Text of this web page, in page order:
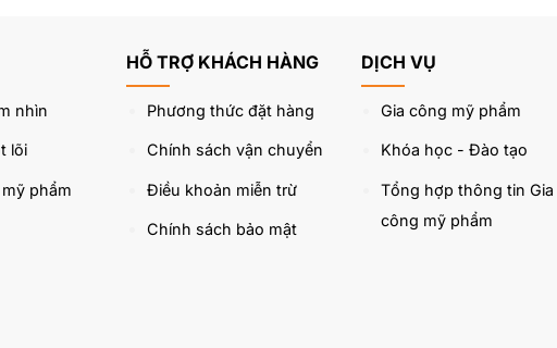
nhìn
lõi
phẩm
HỖ TRỢ KHÁCH HÀNG
Phương thức đặt hàng
Chính sách vận chuyển
Điều khoản miễn trừ
Chính sách bảo mật
DỊCH VỤ
Gia công mỹ phẩm
Khóa học - Đào tạo
Tổng hợp thông tin Gia
công mỹ phẩm